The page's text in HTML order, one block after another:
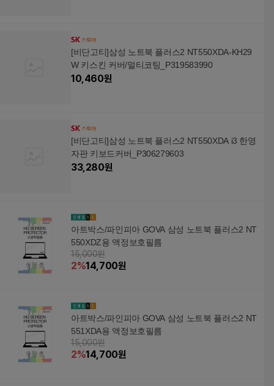
[비단고티]삼성 노트북 플러스2 NT550XDA-KH29
W 키스킨 커버/멀티코팅_P319583990
10,460원
[비단고티]삼성 노트북 플러스2 NT550XDA i3 한영
자판 키보드커버_P306279603
33,280원
아트박스/파인피아 GOVA 삼성 노트북 플러스2 NT
550XDZ용 액정보호필름
15,000원
2%14,700원
아트박스/파인피아 GOVA 삼성 노트북 플러스2 NT
551XDA용 액정보호필름
15,000원
2%14,700원